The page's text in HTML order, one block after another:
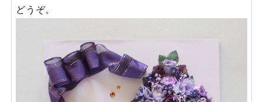
どうぞ。